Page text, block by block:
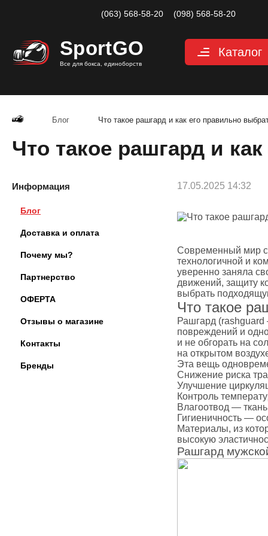
(063) 568-58-20 (098) 568-58-20
SportGO
Все для бокса, единоборств
Каталог
Перчатки
Снарядные
Перчатки
Защита
Шлемы для
Защита для
Защита
Капы для
Категории
Двойная
Капа для
Футляр
Боксерские
Макивары и
Категории
Боксерские
Макивара,
Палки и
Мешки,
Блог Что такое рашгард и как его правильно
Что такое рашгард и
Информация
Блог
Доставка и оплата
Почему мы?
Партнерство
ОФЕРТА
Отзывы о магазине
Контакты
Бренды
17.05.2025 14:32
Современный мир
технологичной и
уверенно заняла
движений, защиту
выбрать
Что такое
Рашгард (rashguard
повреждений и
и не обгорать на
на открытом
Эта вещь
Снижение риска
Улучшение
Контроль
Влагоотвод —
Гигиеничность —
Материалы, из
высокую
Рашгард